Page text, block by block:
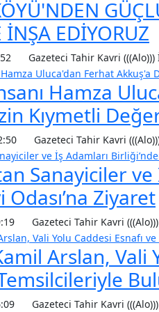
İNŞA EDİYORUZ
Gazeteci Tahir Kavri
Hamza
Kıymetli
Gazeteci Tahir Kavri
Sanayiciler ve
Odası’na Ziyaret
Gazeteci Tahir Kavri
Arslan, Vali
Gazeteci Tahir Kavri